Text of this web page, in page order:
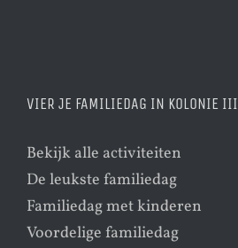
VIER JE FAMILIEDAG IN KOLONIE III
Bekijk alle activiteiten
De leukste familiedag
Familiedag met kinderen
Voordelige familiedag